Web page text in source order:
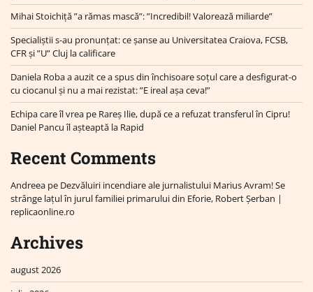
Mihai Stoichiță ”a rămas mască”: ”Incredibil! Valorează miliarde”
Specialiștii s-au pronunțat: ce șanse au Universitatea Craiova, FCSB,
CFR și ”U” Cluj la calificare
Daniela Roba a auzit ce a spus din închisoare soțul care a desfigurat-o
cu ciocanul și nu a mai rezistat: ”E ireal așa ceva!”
Echipa care îl vrea pe Rareș Ilie, după ce a refuzat transferul în Cipru!
Daniel Pancu îl așteaptă la Rapid
Recent Comments
Andreea pe Dezvăluiri incendiare ale jurnalistului Marius Avram! Se
strânge lațul în jurul familiei primarului din Eforie, Robert Șerban |
replicaonline.ro
Archives
august 2026